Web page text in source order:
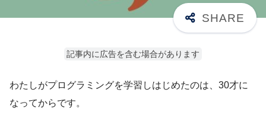
記事内に広告を含む場合があります
わたしがプログラミングを学習しはじめたのは、30才に
なってからです。